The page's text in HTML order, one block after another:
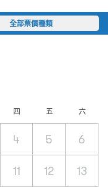
全部票價種類
四 五 六
4 5 6
11 12 13